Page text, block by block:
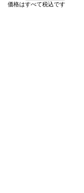
価格はすべて税込です